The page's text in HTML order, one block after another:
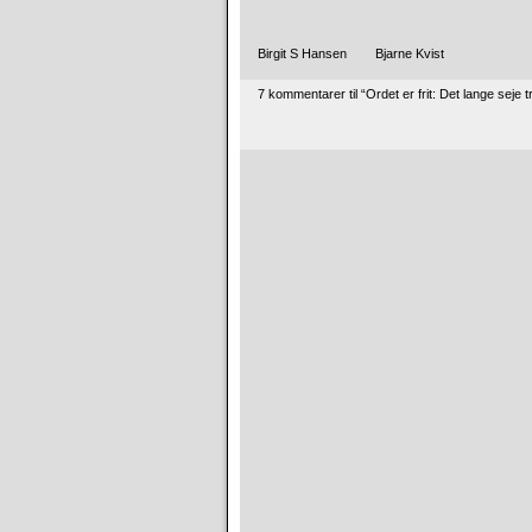
Birgit S Hansen Bjarne Kvist
7 kommentarer til “Ordet er frit: Det lange seje